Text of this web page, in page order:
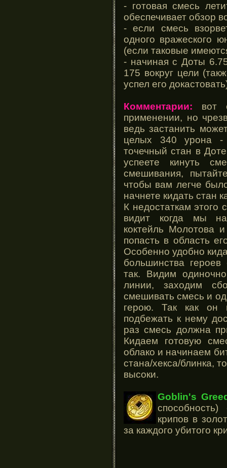
- готовая смесь
обеспечивает обзор
- если смесь
одного вражеского
(если таковые
- начиная с Доты
175 вокруг цели
успел его
Комментарии: вот
применении, но
ведь застанить
целых 340 урона -
точечный стан в
успеете кинуть
смешивания,
чтобы вам легче
начнете кидать стан
К недостаткам этого
видит когда мы
коктейль Молотова
попасть в область
Особенно удобно
большинства
так. Видим
линии, заходим
смешивать смесь и
герою. Так как
подбежать к нему
раз смесь должна
Кидаем готовую
облако и начинаем
стана/хекса/блинка,
высоки.
Goblin's
крипов в
за каждого убитого